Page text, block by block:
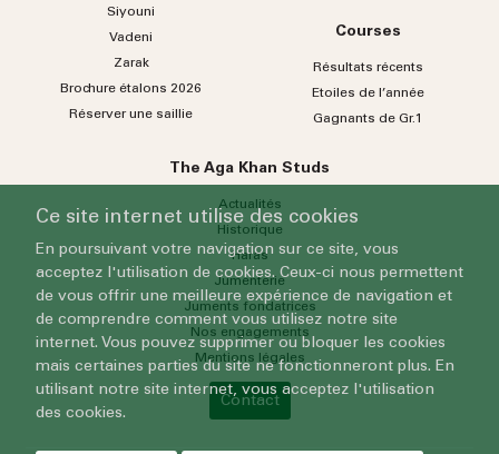
Siyouni
Vadeni
Zarak
Brochure étalons 2026
Réserver une saillie
Courses
Résultats récents
Etoiles de l’année
Gagnants de Gr.1
The Aga Khan Studs
Actualités
Historique
Haras
Jumenterie
Juments fondatrices
Nos engagements
Mentions légales
Contact
Ce site internet utilise des cookies
En poursuivant votre navigation sur ce site, vous
acceptez l'utilisation de cookies. Ceux-ci nous permettent
de vous offrir une meilleure expérience de navigation et
de comprendre comment vous utilisez notre site
internet. Vous pouvez supprimer ou bloquer les cookies
mais certaines parties du site ne fonctionneront plus. En
utilisant notre site internet, vous acceptez l'utilisation
des cookies.